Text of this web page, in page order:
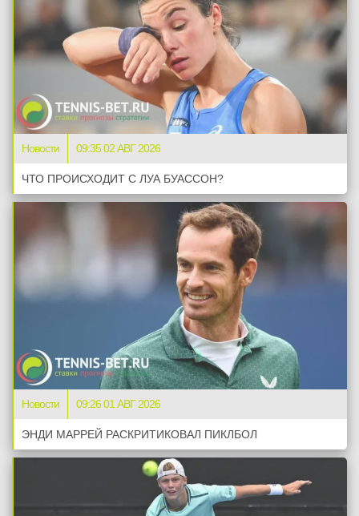
Новости 09:35 02 АВГ 2026
ЧТО ПРОИСХОДИТ С ЛУА БУАССОН?
Новости 09:26 01 АВГ 2026
ЭНДИ МАРРЕЙ РАСКРИТИКОВАЛ ПИКЛБОЛ